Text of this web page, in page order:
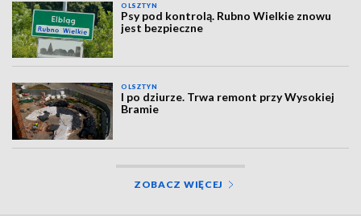
OLSZTYN
Psy pod kontrolą. Rubno Wielkie znowu
jest bezpieczne
OLSZTYN
I po dziurze. Trwa remont przy Wysokiej
Bramie
ZOBACZ WIĘCEJ